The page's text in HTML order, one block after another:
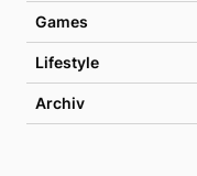
Games
Lifestyle
Archiv